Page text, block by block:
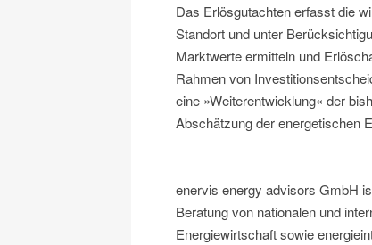
Das Erlösgutachten erfasst die
Standort und unter
Marktwerte ermitteln und
Rahmen von
eine »Weiterentwicklung« der
Abschätzung der energetischen
enervis energy advisors GmbH
Beratung von nationalen und
Energiewirtschaft sowie